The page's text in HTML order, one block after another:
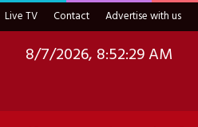
Live TV Contact Advertise with us
8/7/2026, 8:52:29 AM